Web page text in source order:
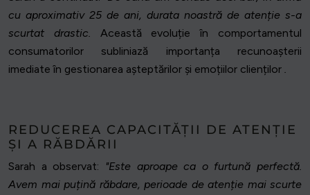
cu aproximativ 25 de ani, durata noastră de atenție s-a
scurtat drastic. Această evoluție în comportamentul
consumatorilor subliniază importanța recunoașterii
imediate în gestionarea așteptărilor și emoțiilor clienților .
REDUCEREA CAPACITĂȚII DE ATENȚIE
ȘI A RĂBDĂRII
Sarah a observat:
"Este aproape ca o furtună perfectă.
Avem mai puțină răbdare, perioade de atenție mai scurte